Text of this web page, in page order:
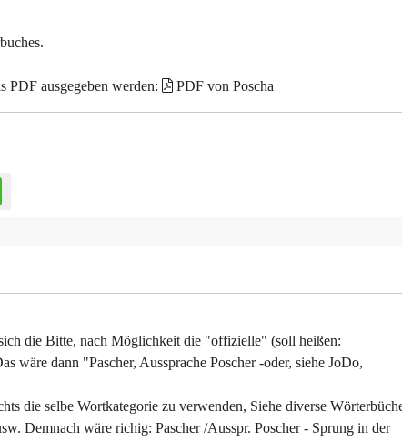
PDF ausgegeben werden: PDF von Poscha
die Bitte, nach Möglichkeit die "offizielle" (soll heißen:
wäre dann "Pascher, Aussprache Poscher -oder, siehe JoDo,
die selbe Wortkategorie zu verwenden, Siehe diverse
Demnach wäre richig: Pascher /Ausspr. Poscher - Sprung in der